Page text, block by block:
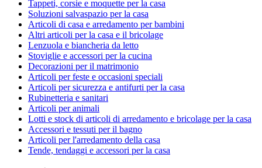
Tappeti, corsie e moquette per la casa
Soluzioni salvaspazio per la casa
Articoli di casa e arredamento per bambini
Altri articoli per la casa e il bricolage
Lenzuola e biancheria da letto
Stoviglie e accessori per la cucina
Decorazioni per il matrimonio
Articoli per feste e occasioni speciali
Articoli per sicurezza e antifurti per la casa
Rubinetteria e sanitari
Articoli per animali
Lotti e stock di articoli di arredamento e bricolage per la casa
Accessori e tessuti per il bagno
Articoli per l'arredamento della casa
Tende, tendaggi e accessori per la casa